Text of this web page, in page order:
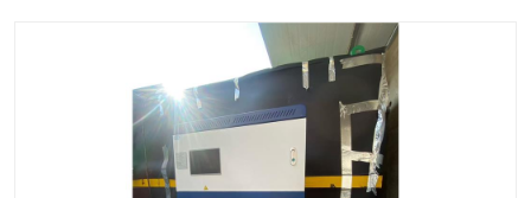
油墨污水处理设备
洗涤污水处理设备 实验室污水处理设备
诊所门诊污水处理设备 臭氧消毒设备